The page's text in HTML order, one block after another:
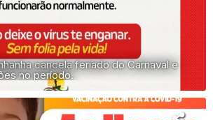
cancela feriado do Carnaval e
no período.